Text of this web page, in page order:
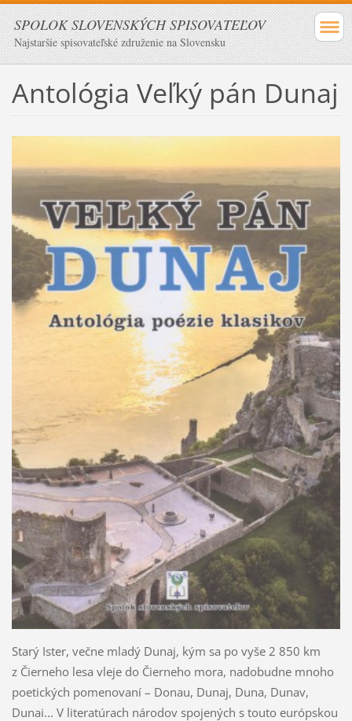
SPOLOK SLOVENSKÝCH SPISOVATEĽOV
Najstaršie spisovateľské združenie na Slovensku
Antológia Veľký pán Dunaj
Starý Ister, večne mladý Dunaj, kým sa po vyše 2 850 km
z Čierneho lesa vleje do Čierneho mora, nadobudne mnoho
poetických pomenovaní – Donau, Dunaj, Duna, Dunav,
Dunai... V literatúrach národov spojených s touto európskou